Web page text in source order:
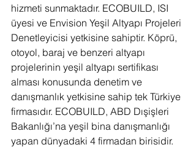
hizmeti sunmaktadır. ECOBUILD, ISI
üyesi ve Envision Yeşil Altyapı Projeleri
Denetleyicisi yetkisine sahiptir. Köprü,
otoyol, baraj ve benzeri altyapı
projelerinin yeşil altyapı sertifikası
alması konusunda denetim ve
danışmanlık yetkisine sahip tek Türkiye
firmasıdır. ECOBUILD, ABD Dışişleri
Bakanlığı’na yeşil bina danışmanlığı
yapan dünyadaki 4 firmadan birisidir.